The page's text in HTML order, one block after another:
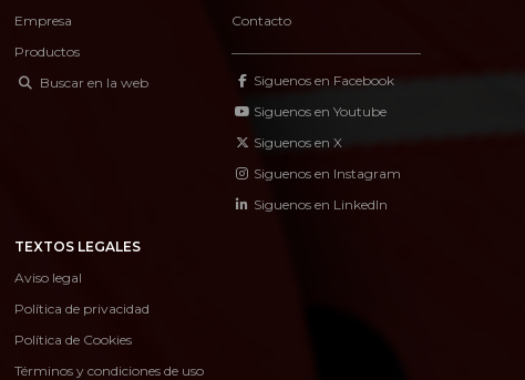
Empresa
Productos
Buscar en la web
Contacto
Siguenos en Facebook
Siguenos en Youtube
Siguenos en X
Siguenos en Instagram
Siguenos en LinkedIn
TEXTOS LEGALES
Aviso legal
Política de privacidad
Política de Cookies
Términos y condiciones de uso